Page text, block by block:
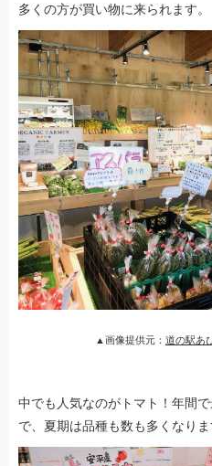
多くの方が買い物に来られます
▲画像提供元： 道の駅あ
中でも人気なのがトマト！年間
で、夏期は品種も数も多くなりま